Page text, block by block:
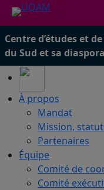
Centre d’études et
du Sud et sa diaspora
À propos
Mandat
Mission,
Partenaires
Équipe
Comité de
Comité